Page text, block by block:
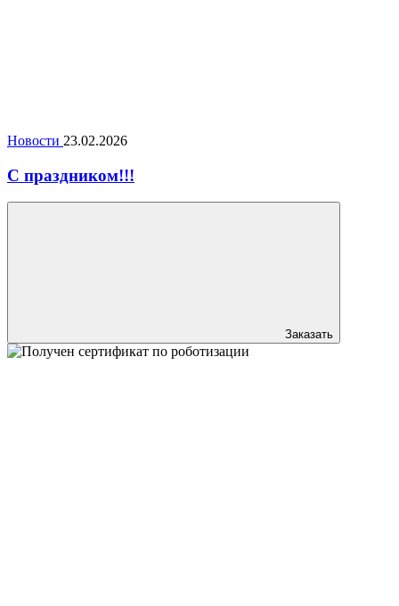
Новости 23.02.2026
С праздником!!!
Заказать